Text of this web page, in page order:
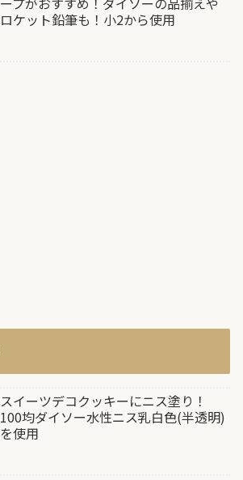
ロケット鉛筆も！小2から使用
スイーツデコクッキーにニス塗り！
100均ダイソー水性ニス乳白色(半透明)
を使用